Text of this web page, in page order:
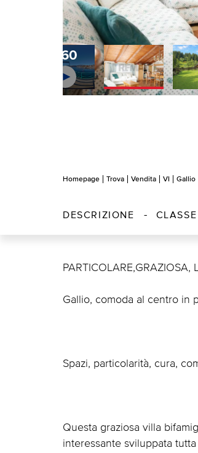
360
Homepage Trova Vendita VI Gallio
DESCRIZIONE
PARTICOLARE,GRAZIOSA,
Gallio, comoda al centro in
Spazi, particolarità, cura,
Questa graziosa villa
interessante sviluppata